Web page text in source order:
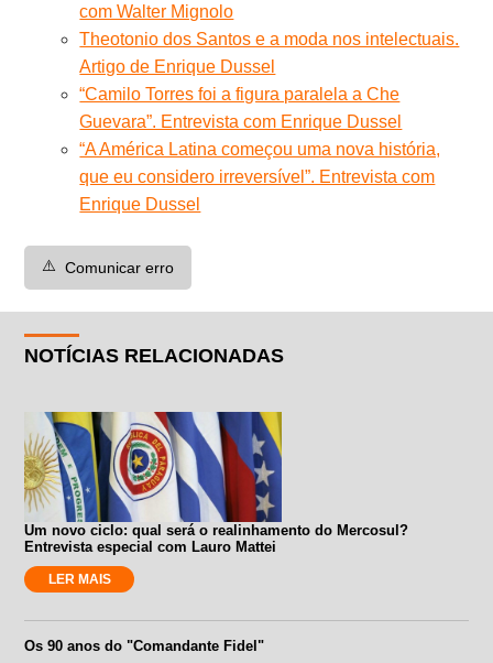
com Walter Mignolo
Theotonio dos Santos e a moda nos intelectuais.
Artigo de Enrique Dussel
“Camilo Torres foi a figura paralela a Che
Guevara”. Entrevista com Enrique Dussel
“A América Latina começou uma nova história,
que eu considero irreversível”. Entrevista com
Enrique Dussel
⚠️ Comunicar erro
NOTÍCIAS RELACIONADAS
Um novo ciclo: qual será o realinhamento do Mercosul?
Entrevista especial com Lauro Mattei
LER MAIS
Os 90 anos do "Comandante Fidel"